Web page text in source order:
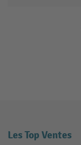
Les Top Ventes